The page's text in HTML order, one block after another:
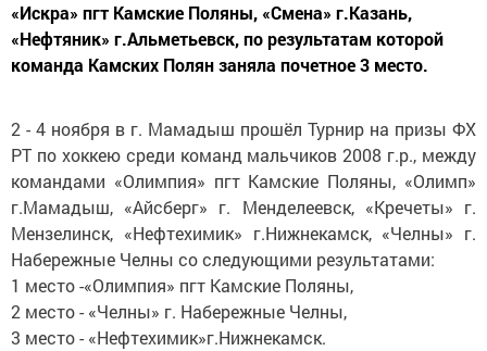
«Искра» пгт Камские Поляны, «Смена» г.Казань,
«Нефтяник» г.Альметьевск, по результатам которой
команда Камских Полян заняла почетное 3 место.
2 - 4 ноября в г. Мамадыш прошёл Турнир на призы ФХ
РТ по хоккею среди команд мальчиков 2008 г.р., между
командами «Олимпия» пгт Камские Поляны, «Олимп»
г.Мамадыш, «Айсберг» г. Менделеевск, «Кречеты» г.
Мензелинск, «Нефтехимик» г.Нижнекамск, «Челны» г.
Набережные Челны со следующими результатами:
1 место -«Олимпия» пгт Камские Поляны,
2 место - «Челны» г. Набережные Челны,
3 место - «Нефтехимик»г.Нижнекамск.